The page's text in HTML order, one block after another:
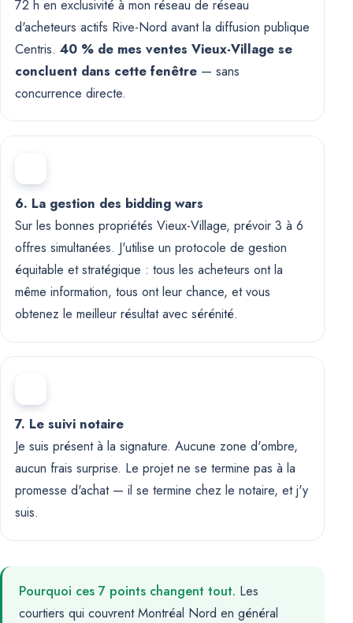
72 h en exclusivité à mon réseau de réseau
d'acheteurs actifs Rive-Nord avant la diffusion publique
Centris. 40 % de mes ventes Vieux-Village se
concluent dans cette fenêtre— sans
concurrence directe.
6. La gestion des bidding wars
Sur les bonnes propriétés Vieux-Village, prévoir 3 à 6
offres simultanées. J'utilise un protocole de gestion
équitable et stratégique : tous les acheteurs ont la
même information, tous ont leur chance, et vous
obtenez le meilleur résultat avec sérénité.
7. Le suivi notaire
Je suis présent à la signature. Aucune zone d'ombre,
aucun frais surprise. Le projet ne se termine pas à la
promesse d'achat — il se termine chez le notaire, et j'y
suis.
Pourquoi ces 7 points changent tout. Les
courtiers qui couvrent Montréal Nord en général